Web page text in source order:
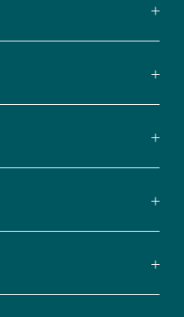
aceptas
comerciales
personalizadas
parte
Redoute.
de